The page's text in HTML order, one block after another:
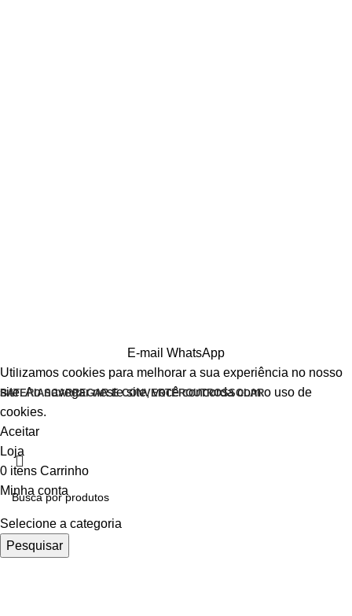
BATERIASCARREGAR E CONVERTEROUTROSSOLAR
E-mail WhatsApp
Utilizamos cookies para melhorar a sua experiência no nosso
site. Ao navegar neste site, você concorda com o uso de
cookies.
Aceitar
Selecione a categoria
Pesquisar
Loja
0 itens Carrinho
Minha conta